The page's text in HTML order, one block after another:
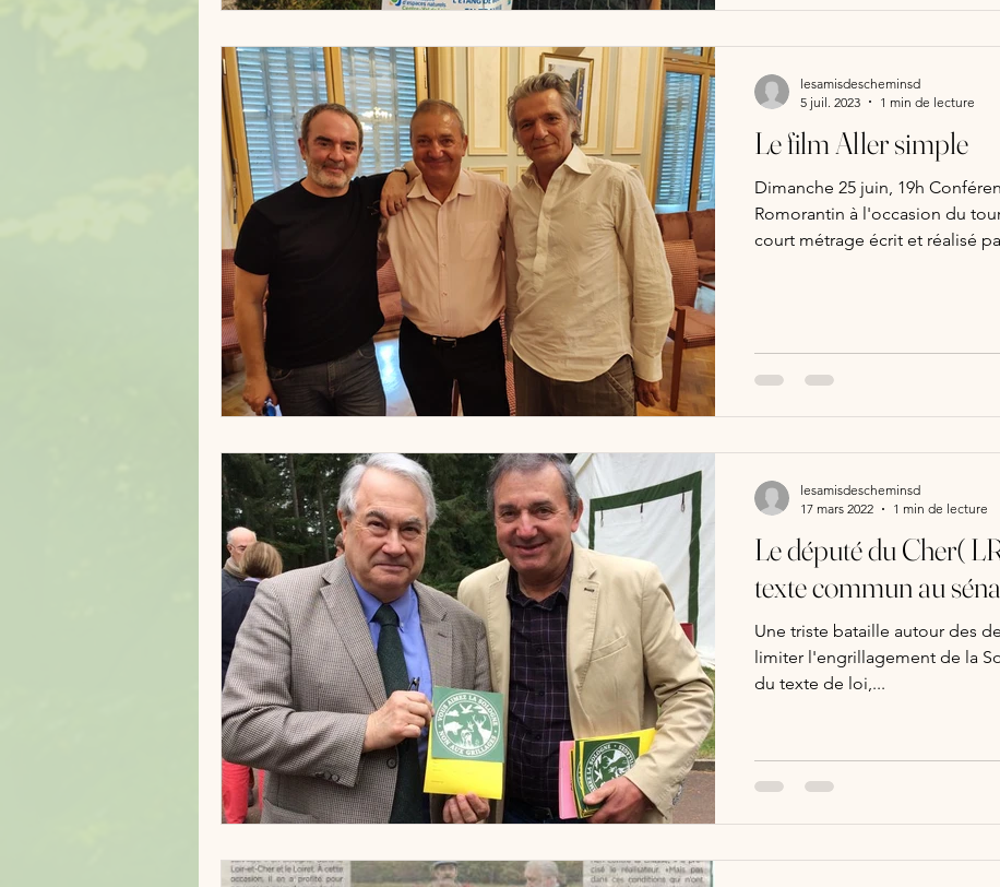
Le film Aller simple
Dimanche 25 juin, 19h
Romorantin à l'occasion du
court métrage écrit et réalisé
lesamisdescheminsd
5 juil. 2023
1 min de lecture
Le député du Cher(
texte commun au
Une triste bataille autour des deux textes de loi
limiter l'engrillagement de la
du texte de loi,...
lesamisdescheminsd
17 mars 2022
1 min de lecture